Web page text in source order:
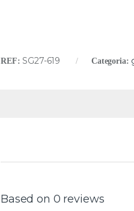
REF:SG27-619 Categoria:
Based on 0 reviews